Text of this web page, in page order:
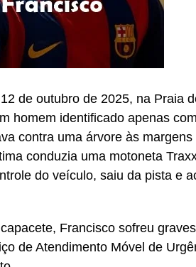
de outubro de 2025, na Praia
homem identificado apenas
contra uma árvore às margens
conduzia uma motoneta
do veículo, saiu da pista e
Francisco sofreu
de Atendimento Móvel de